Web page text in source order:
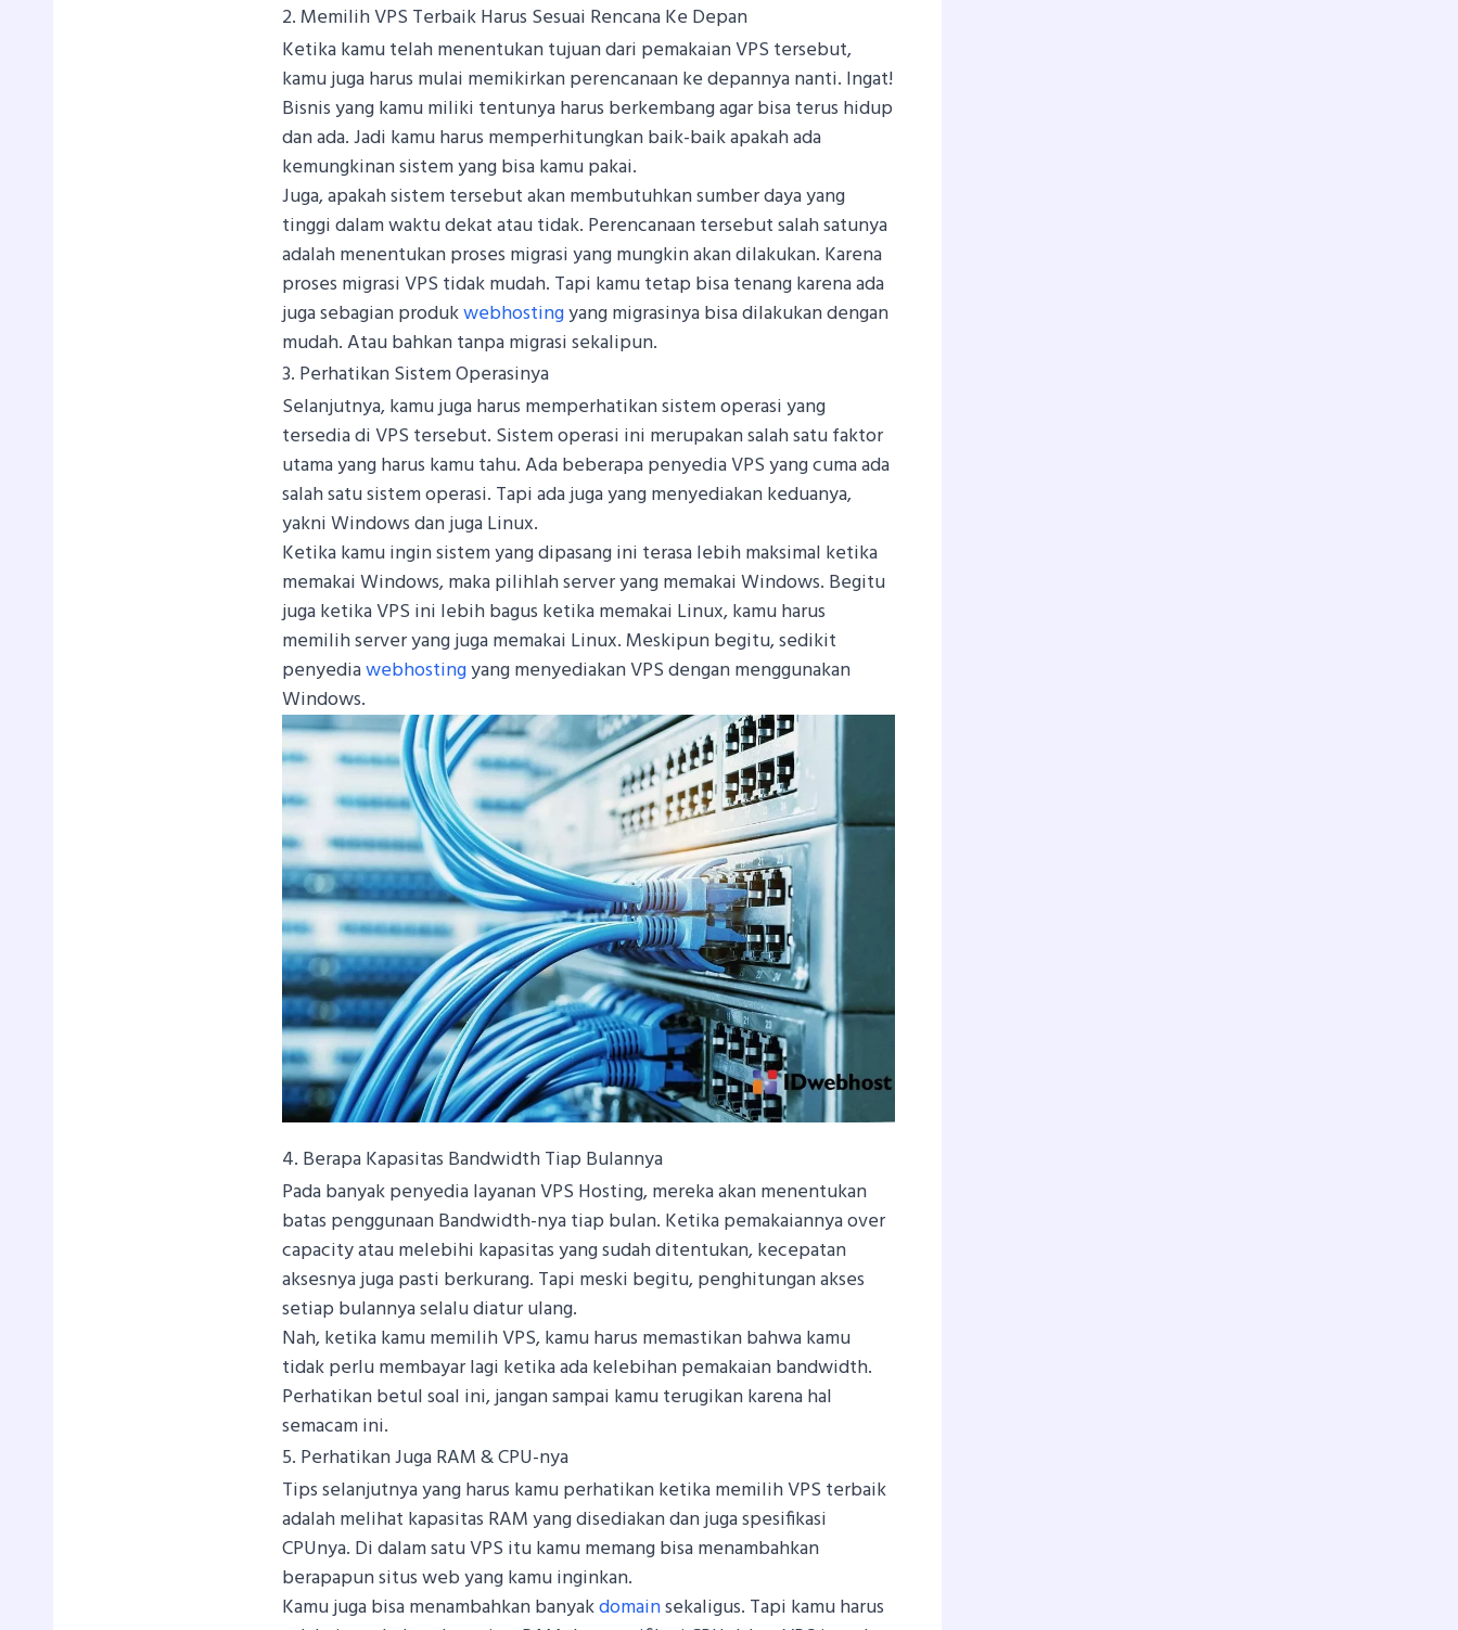
2. Memilih VPS Terbaik Harus Sesuai Rencana Ke Depan
Ketika kamu telah menentukan tujuan dari pemakaian VPS tersebut,
kamu juga harus mulai memikirkan perencanaan ke depannya nanti. Ingat!
Bisnis yang kamu miliki tentunya harus berkembang agar bisa terus hidup
dan ada. Jadi kamu harus memperhitungkan baik-baik apakah ada
kemungkinan sistem yang bisa kamu pakai.
Juga, apakah sistem tersebut akan membutuhkan sumber daya yang
tinggi dalam waktu dekat atau tidak. Perencanaan tersebut salah satunya
adalah menentukan proses migrasi yang mungkin akan dilakukan. Karena
proses migrasi VPS tidak mudah. Tapi kamu tetap bisa tenang karena ada
juga sebagian produkwebhostingyang migrasinya bisa dilakukan dengan
mudah. Atau bahkan tanpa migrasi sekalipun.
3. Perhatikan Sistem Operasinya
Selanjutnya, kamu juga harus memperhatikan sistem operasi yang
tersedia di VPS tersebut. Sistem operasi ini merupakan salah satu faktor
utama yang harus kamu tahu. Ada beberapa penyedia VPS yang cuma ada
salah satu sistem operasi. Tapi ada juga yang menyediakan keduanya,
yakni Windows dan juga Linux.
Ketika kamu ingin sistem yang dipasang ini terasa lebih maksimal ketika
memakai Windows, maka pilihlah server yang memakai Windows. Begitu
juga ketika VPS ini lebih bagus ketika memakai Linux, kamu harus
memilih server yang juga memakai Linux. Meskipun begitu, sedikit
penyediawebhostingyang menyediakan VPS dengan menggunakan
Windows.
4. Berapa Kapasitas Bandwidth Tiap Bulannya
Pada banyak penyedia layanan VPS Hosting, mereka akan menentukan
batas penggunaan Bandwidth-nya tiap bulan. Ketika pemakaiannya over
capacity atau melebihi kapasitas yang sudah ditentukan, kecepatan
aksesnya juga pasti berkurang. Tapi meski begitu, penghitungan akses
setiap bulannya selalu diatur ulang.
Nah, ketika kamu memilih VPS, kamu harus memastikan bahwa kamu
tidak perlu membayar lagi ketika ada kelebihan pemakaian bandwidth.
Perhatikan betul soal ini, jangan sampai kamu terugikan karena hal
semacam ini.
5. Perhatikan Juga RAM & CPU-nya
Tips selanjutnya yang harus kamu perhatikan ketika memilih VPS terbaik
adalah melihat kapasitas RAM yang disediakan dan juga spesifikasi
CPUnya. Di dalam satu VPS itu kamu memang bisa menambahkan
berapapun situs web yang kamu inginkan.
Kamu juga bisa menambahkan banyakdomainsekaligus. Tapi kamu harus